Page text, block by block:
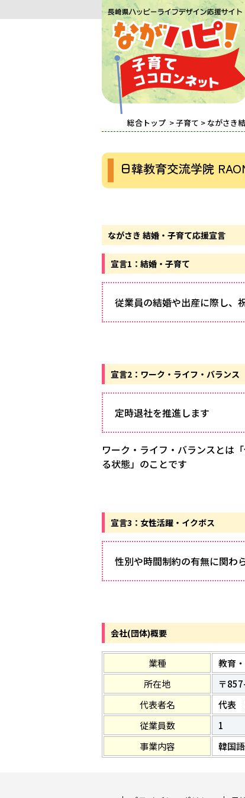
総合トップ >子育て > ながさき
日韓教育交流学院
ながさき 結婚・子育て応援宣言
宣言1：結婚・子育て
従業員の結婚や出産に際し、
宣言2：ワーク・ライフ・バランス
定時退社を推進します
ワーク・ライフ・バランスとは
る状態」のことです
宣言3：女性活躍・イクボス
性別や時間制約の有無に関わ
会社(団体)概要
業種
教育
所在地
〒
代表者名
代表
従業員数
1
事業内容
韓国